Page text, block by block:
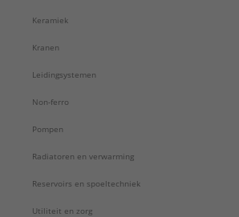
Keramiek
Kranen
Leidingsystemen
Non-ferro
Pompen
Radiatoren en verwarming
Reservoirs en spoeltechniek
Utiliteit en zorg